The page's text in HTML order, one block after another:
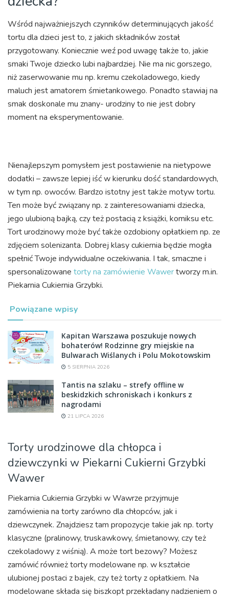
Wśród najważniejszych czynników determinujących jakość
tortu dla dzieci jest to, z jakich składników został
przygotowany. Koniecznie weź pod uwagę także to, jakie
smaki Twoje dziecko lubi najbardziej. Nie ma nic gorszego,
niż zaserwowanie mu np. kremu czekoladowego, kiedy
maluch jest amatorem śmietankowego. Ponadto stawiaj na
smak doskonale mu znany- urodziny to nie jest dobry
moment na eksperymentowanie.
Nienajlepszym pomysłem jest postawienie na nietypowe
dodatki – zawsze lepiej iść w kierunku dość standardowych,
w tym np. owoców. Bardzo istotny jest także motyw tortu.
Ten może być związany np. z zainteresowaniami dziecka,
jego ulubioną bajką, czy też postacią z książki, komiksu etc.
Tort urodzinowy może być także ozdobiony opłatkiem np. ze
zdjęciem solenizanta. Dobrej klasy cukiernia będzie mogła
spełnić Twoje indywidualne oczekiwania. I tak, smaczne i
spersonalizowane torty na zamówienie Wawertworzy m.in.
Piekarnia Cukiernia Grzybki.
Powiązane wpisy
Kapitan Warszawa poszukuje nowych
bohaterów! Rodzinne gry miejskie na
Bulwarach Wiślanych i Polu Mokotowskim
5 SIERPNIA 2026
Tantis na szlaku – strefy offline w
beskidzkich schroniskach i konkurs z
nagrodami
21 LIPCA 2026
Torty urodzinowe dla chłopca i
dziewczynki w Piekarni Cukierni Grzybki
Wawer
Piekarnia Cukiernia Grzybki w Wawrze przyjmuje
zamówienia na torty zarówno dla chłopców, jak i
dziewczynek. Znajdziesz tam propozycje takie jak np. torty
klasyczne (pralinowy, truskawkowy, śmietanowy, czy też
czekoladowy z wiśnią). A może tort bezowy? Możesz
zamówić również torty modelowane np. w kształcie
ulubionej postaci z bajek, czy też torty z opłatkiem. Na
modelowane składa się biszkopt przekładany nadzieniem o